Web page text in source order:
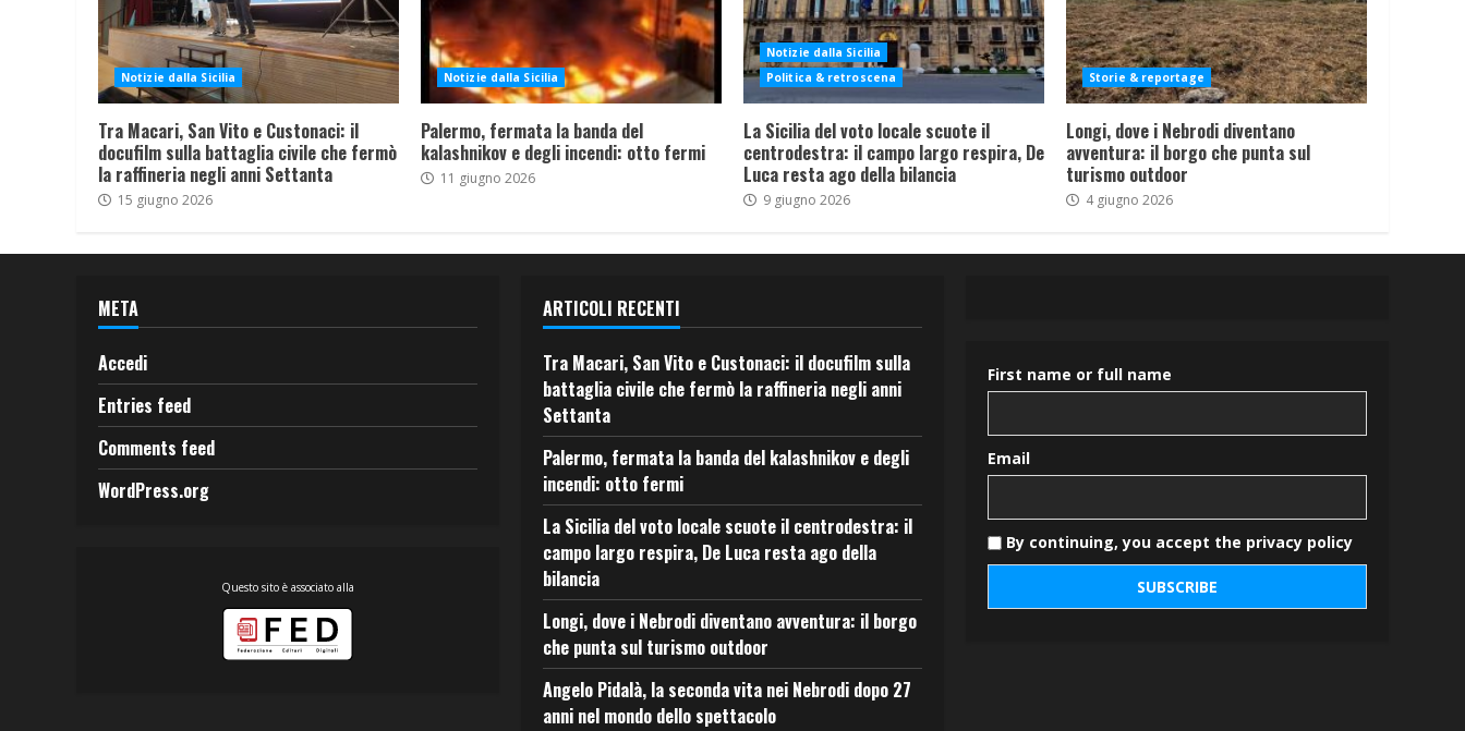
Notizie dalla Sicilia
Tra Macari, San Vito e Custonaci: il
docufilm sulla battaglia civile che fermò
la raffineria negli anni Settanta
15 giugno 2026
Notizie dalla Sicilia
Palermo, fermata la banda del
kalashnikov e degli incendi: otto fermi
11 giugno 2026
Notizie dalla Sicilia
Politica & retroscena
La Sicilia del voto locale scuote il
centrodestra: il campo largo respira, De
Luca resta ago della bilancia
9 giugno 2026
Storie & reportage
Longi, dove i Nebrodi diventano
avventura: il borgo che punta sul
turismo outdoor
4 giugno 2026
META
Accedi
Entries feed
Comments feed
WordPress.org
Questo sito è associato alla
ARTICOLI RECENTI
Tra Macari, San Vito e Custonaci: il docufilm sulla
battaglia civile che fermò la raffineria negli anni
Settanta
Palermo, fermata la banda del kalashnikov e degli
incendi: otto fermi
La Sicilia del voto locale scuote il centrodestra: il
campo largo respira, De Luca resta ago della
bilancia
Longi, dove i Nebrodi diventano avventura: il borgo
che punta sul turismo outdoor
Angelo Pidalà, la seconda vita nei Nebrodi dopo 27
anni nel mondo dello spettacolo
First name or full name
Email
By continuing, you accept the privacy policy